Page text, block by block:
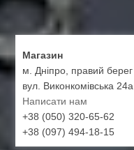
Магазин
м. Дніпро, правий берег
вул. Виконкомівська 24а
Написати нам
+38 (050) 320-65-62
+38 (097) 494-18-15